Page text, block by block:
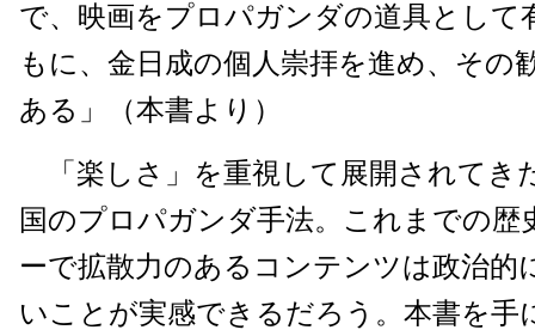
で、映画をプロパガンダの道具として
もに、金日成の個人崇拝を進め、その
ある」（本書より）
「楽しさ」を重視して展開されてき
国のプロパガンダ手法。これまでの歴
ーで拡散力のあるコンテンツは政治的
いことが実感できるだろう。本書を手